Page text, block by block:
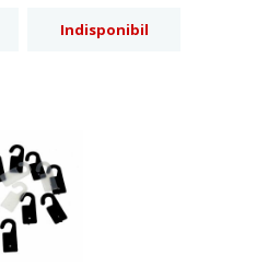
Indisponibil